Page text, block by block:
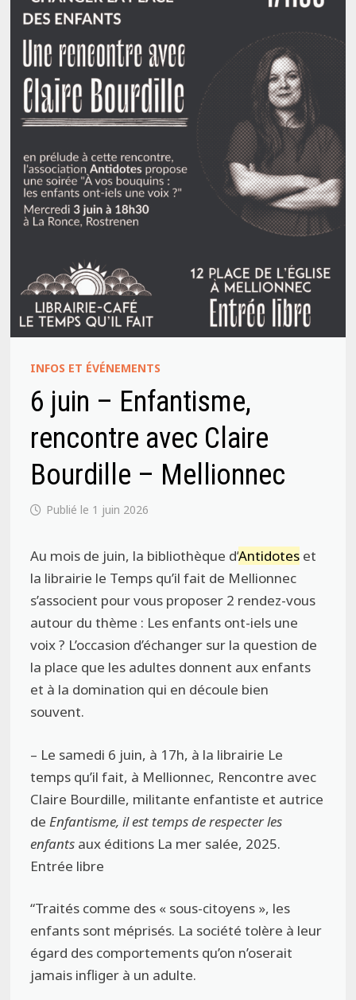
INFOS ET ÉVÉNEMENTS
6 juin – Enfantisme,
rencontre avec Claire
Bourdille – Mellionnec
1 juin 2026
Au mois de juin, la bibliothèque d’Antidotes et
la librairie le Temps qu’il fait de Mellionnec
s’associent pour vous proposer 2 rendez-vous
autour du thème : Les enfants ont-iels une
voix ? L’occasion d’échanger sur la question de
la place que les adultes donnent aux enfants
et à la domination qui en découle bien
souvent.
– Le samedi 6 juin, à 17h, à la librairie Le
temps qu’il fait, à Mellionnec, Rencontre avec
Claire Bourdille, militante enfantiste et autrice
deEnfantisme, il est temps de respecter les
enfants aux éditions La mer salée, 2025.
Entrée libre
“Traités comme des « sous-citoyens », les
enfants sont méprisés. La société tolère à leur
égard des comportements qu’on n’oserait
jamais infliger à un adulte.